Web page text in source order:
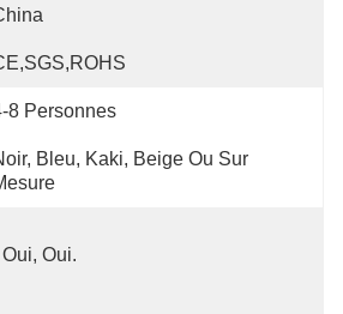
8 Personnes
Bleu, Kaki, Beige Ou Sur
Oui.